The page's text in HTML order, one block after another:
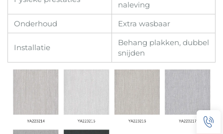
naleving
Onderhoud
Extra wasbaar
Installatie
Behang plakken, dubbel
snijden